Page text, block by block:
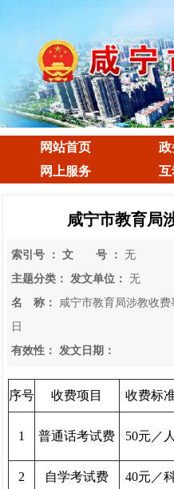
网站首页 政
网上服务
互
咸宁市教育局
索引号 ： 文 号 ：
无
主题分类：
发文单位：
无
名 称：
咸宁市教育局涉教收费
日
有效性：
发文日期：
序号 收费项目 收费标
1 普通话考试费 50元／人
2 自学考试费 40元／